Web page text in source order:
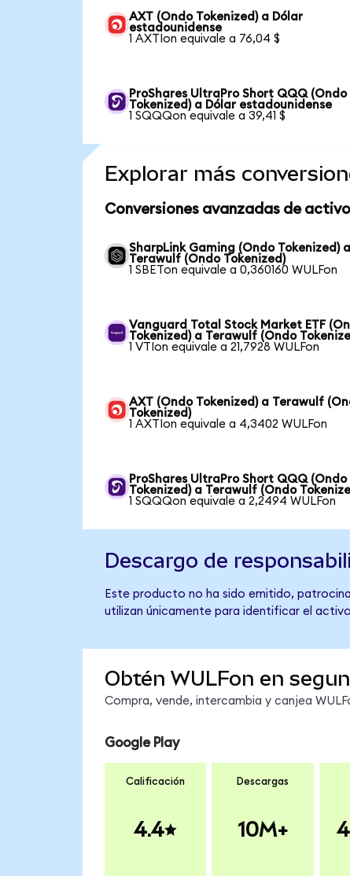
AXT (Ondo Tokenized) a Dólar
estadounidense
1 AXTIon equivale a 76,04 $
ProShares UltraPro Short QQQ (Ondo
Tokenized) a Dólar estadounidense
1 SQQQon equivale a 39,41 $
Explorar más
Conversiones avanzadas de
SharpLink Gaming (Ondo Tokenized) a
Terawulf (Ondo Tokenized)
1 SBETon equivale a 0,360160 WULFon
Vanguard Total Stock Market ETF
Tokenized) a Terawulf (Ondo
1 VTIon equivale a 21,7928 WULFon
AXT (Ondo Tokenized) a Terawulf
Tokenized)
1 AXTIon equivale a 4,3402 WULFon
ProShares UltraPro Short QQQ (Ondo
Tokenized) a Terawulf (Ondo
1 SQQQon equivale a 2,2494 WULFon
Descargo de
Este producto no ha sido emitido,
utilizan únicamente para identificar el
Obtén WULFon en
Compra, vende, intercambia y canjea
Google Play
Calificación
4.4
Descargas
10M+